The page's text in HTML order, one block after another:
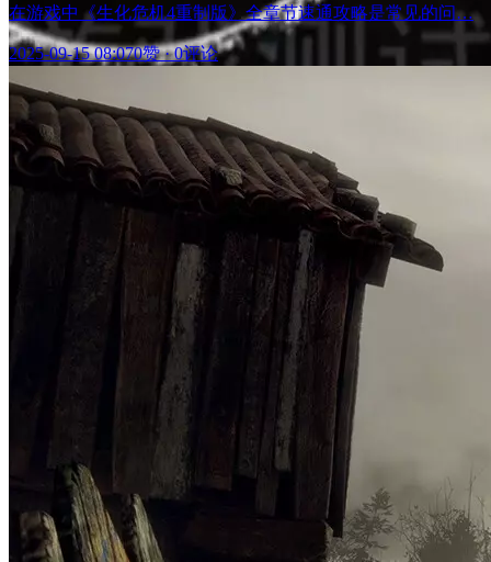
在游戏中《生化危机4重制版》全章节速通攻略是常见的问…
2025-09-15 08:070赞·0评论